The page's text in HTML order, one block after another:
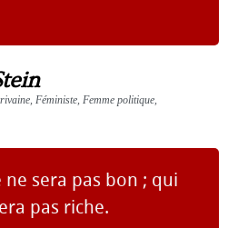
Féministe, Femme politique,
sera pas bon ; qui
pas riche.